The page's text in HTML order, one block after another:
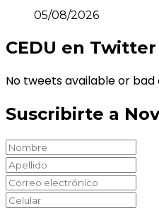
05/08/2026
CEDU en Twitter
No tweets available or bad
Suscribirte a